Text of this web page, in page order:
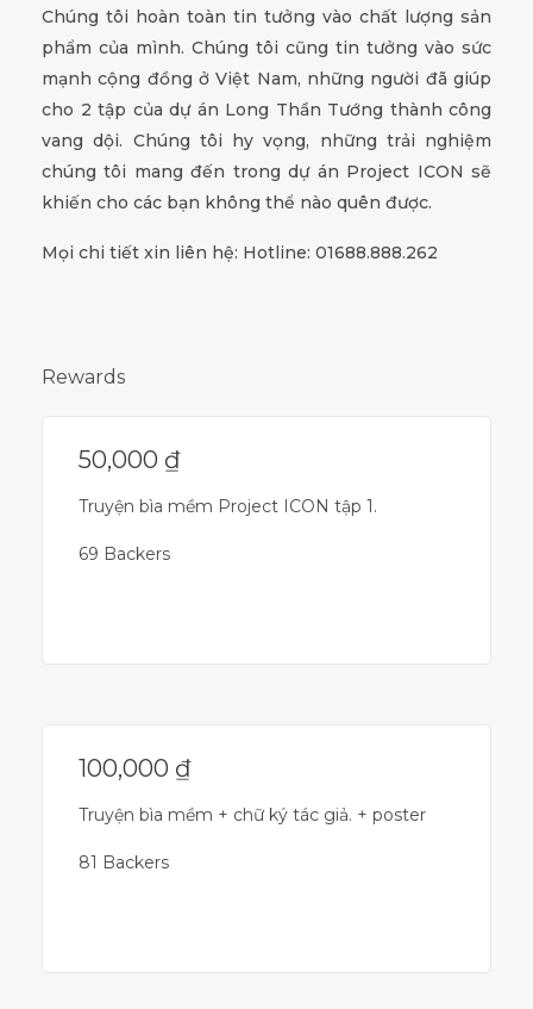
Chúng tôi hoàn toàn tin tưởng vào chất lượng sản
phẩm của mình. Chúng tôi cũng tin tưởng vào sức
mạnh cộng đồng ở Việt Nam, những người đã giúp
cho 2 tập của dự án Long Thần Tướng thành công
vang dội. Chúng tôi hy vọng, những trải nghiệm
chúng tôi mang đến trong dự án Project ICON sẽ
khiến cho các bạn không thể nào quên được.
Mọi chi tiết xin liên hệ: Hotline: 01688.888.262
Rewards
50,000 ₫
Truyện bìa mềm Project ICON tập 1.
69 Backers
100,000 ₫
Truyện bìa mềm + chữ ký tác giả. + poster
81 Backers